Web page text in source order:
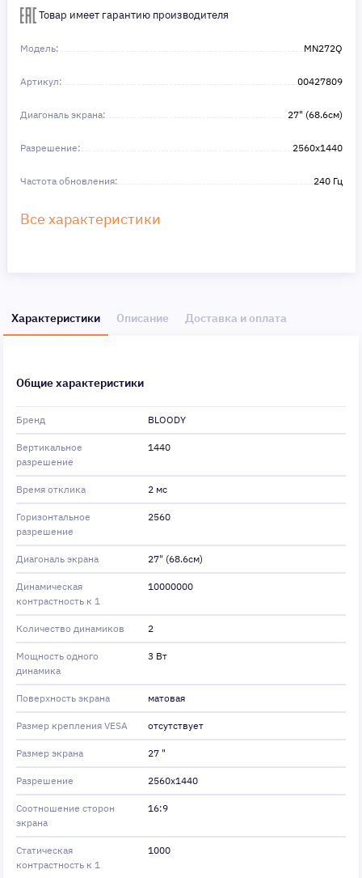
Получите то, что нужно, прямо сейчас. Ваше
удобство — наш приоритет! ✨
в этом!
Товар имеет гарантию производителя
Модель: MN272Q
Артикул: 00427809
Диагональ экрана: 27" (68.6см)
Разрешение: 2560x1440
Частота обновления: 240 Гц
Все характеристики
Характеристики Описание Доставка и оплата
Общие характеристики
Бренд BLOODY
Вертикальное
разрешение
1440
Время отклика 2 мс
Горизонтальное
разрешение
2560
Диагональ экрана 27" (68.6см)
Динамическая
контрастность к 1
10000000
Количество динамиков 2
Мощность одного
динамика
3 Вт
Поверхность экрана матовая
Размер крепления VESA отсутствует
Размер экрана 27 "
Разрешение 2560x1440
Соотношение сторон
экрана
16:9
Статическая
контрастность к 1
1000